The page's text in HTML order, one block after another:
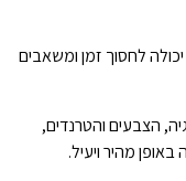
לחסוך זמן ומשאבים
הצבעים והטרנדים,
באופן מהיר ויעיל.